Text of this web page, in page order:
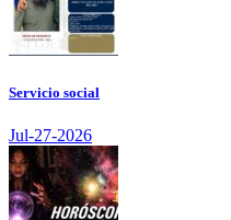
Servicio social
Jul-27-2026